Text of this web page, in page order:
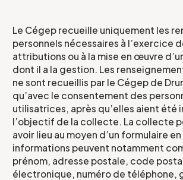
Le Cégep recueille uniquement les
personnels nécessaires à l’exercice
attributions ou à la mise en œuvre
dont il a la gestion. Les
ne sont recueillis par le Cégep de
qu’avec le consentement des
utilisatrices, après qu’elles aient été
l’objectif de la collecte. La collecte
avoir lieu au moyen d’un formulaire
informations peuvent notamment
prénom, adresse postale, code
électronique, numéro de téléphone,